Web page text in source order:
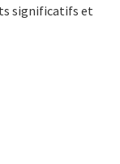
significatifs et